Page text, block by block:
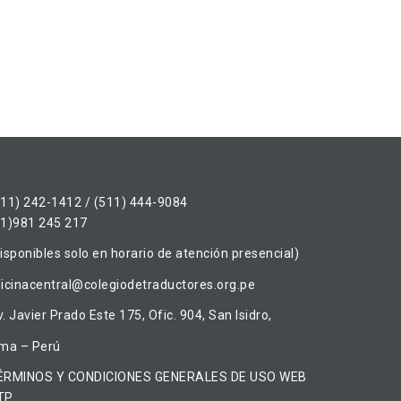
242-1412 / (511) 444-9084
245 217
solo en horario de atención presencial)
Javier Prado Este 175, Ofic. 904, San Isidro,
– Perú
Y CONDICIONES GENERALES DE USO WEB